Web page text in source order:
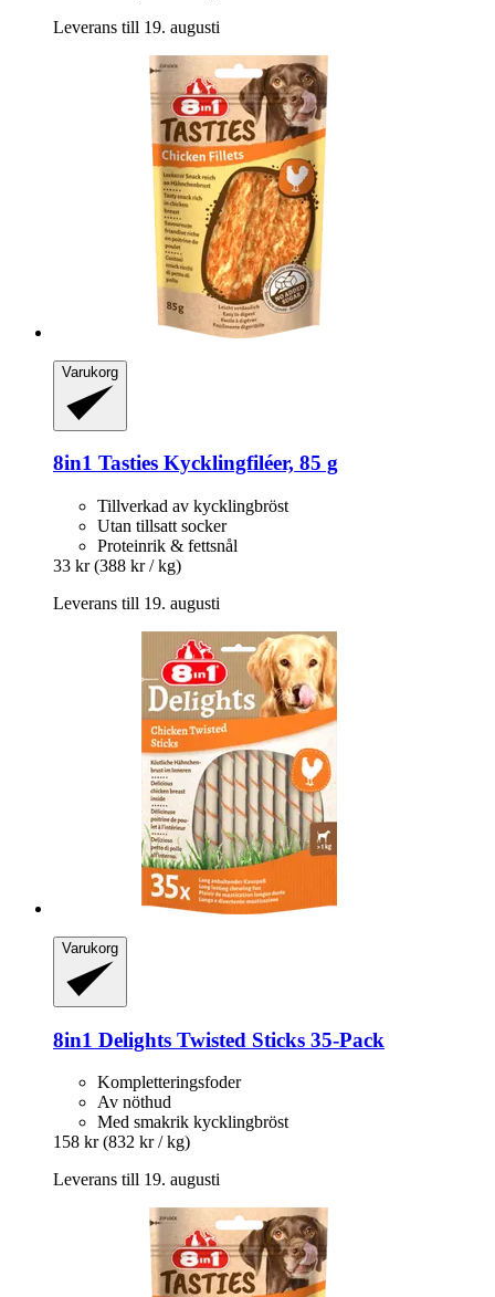
Leverans till 19. augusti
Varukorg
8in1 Tasties Kycklingfiléer, 85 g
Tillverkad av kycklingbröst
Utan tillsatt socker
Proteinrik & fettsnål
33 kr (388 kr / kg)
Leverans till 19. augusti
Varukorg
8in1 Delights Twisted Sticks 35-​Pack
Kompletteringsfoder
Av nöthud
Med smakrik kycklingbröst
158 kr (832 kr / kg)
Leverans till 19. augusti